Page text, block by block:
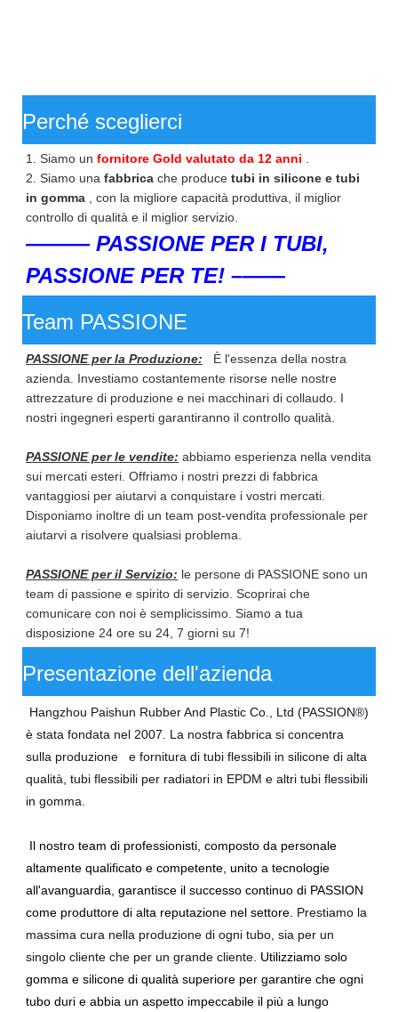
Perché sceglierci
1. Siamo un fornitore Gold valutato da 12 anni
2. Siamo una fabbrica che produce tubi in silicone e tubi
in gomma , con la migliore capacità produttiva, il miglior
controllo di qualità e il miglior servizio.
——— PASSIONE PER I TUBI,
PASSIONE PER TE! –——
Team PASSIONE
PASSIONE per la Produzione:
È l'essenza della nostra
azienda. Investiamo costantemente risorse nelle nostre
attrezzature di produzione e nei macchinari di collaudo. I
nostri ingegneri esperti garantiranno il controllo qualità.
PASSIONE per le vendite: abbiamo esperienza nella vendita
sui mercati esteri. Offriamo i nostri prezzi di fabbrica
vantaggiosi per aiutarvi a conquistare i vostri mercati.
Disponiamo inoltre di un team post-vendita professionale per
aiutarvi a risolvere qualsiasi problema.
PASSIONE per il Servizio: le persone di PASSIONE sono un
team di passione e spirito di servizio. Scoprirai che
comunicare con noi è semplicissimo. Siamo a tua
disposizione 24 ore su 24, 7 giorni su 7!
Presentazione dell'azienda
Hangzhou Paishun Rubber And Plastic Co., Ltd (PASSION®)
è stata fondata nel 2007. La nostra fabbrica si concentra
sulla produzione
e fornitura di tubi flessibili in silicone di alta
qualità, tubi flessibili per radiatori in EPDM e altri tubi flessibili
in gomma.
Il nostro team di professionisti, composto da personale
altamente qualificato e competente, unito a tecnologie
all'avanguardia, garantisce il successo continuo di PASSION
come produttore di alta reputazione nel settore. Prestiamo la
massima cura nella produzione di ogni tubo, sia per un
singolo cliente che per un grande cliente. Utilizziamo solo
gomma e silicone di qualità superiore per garantire che ogni
tubo duri e abbia un aspetto impeccabile il più a lungo